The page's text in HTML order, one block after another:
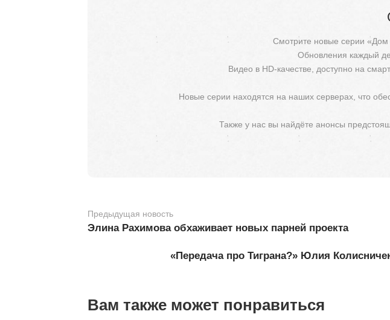
Смотрите новые серии
Обновления каждый
Видео в HD-качестве, доступно на
Новые серии находятся на наших серверах, что
Также у нас вы найдёте анонсы
Предыдущая новость
Элина Рахимова обхаживает новых парней проекта
«Передача про Тиграна?» Юлия
Вам также может понравиться